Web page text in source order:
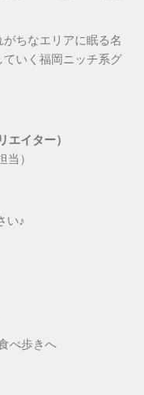
ちなエリアに眠る名
いく福岡ニッチ系グ
イター）
）
い♪